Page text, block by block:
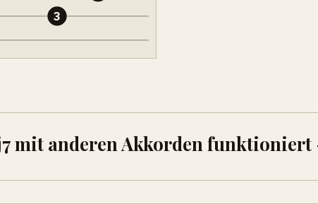
3
mit anderen Akkorden funktioniert